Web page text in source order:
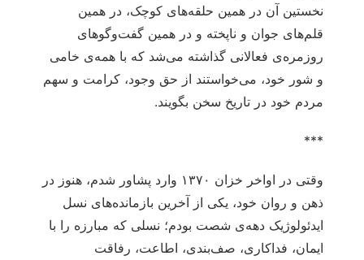
نخستین آن در همین حلقه‌های کوچک، در همین
قلم‌های جوان و ناپخته و در همین گفت‌وگوهای
روزمره‌ی فعالانی گذاشته می‌شد که با همه‌ی خامی
و شور خود، می‌خواستند از حق وجود، کرامت و سهم
مردم خود در تاریخ سخن بگویند.
***
وقتی در اواخر خزان ۱۳۷۰ وارد پشاور شدم، هنوز در
ذهن و روان خود، یکی از آخرین بازمانده‌های نسل
ایدئولوژیک دهه‌ی شصت بودم؛ نسلی که مبارزه را با
ایمان، فداکاری، صف‌بندی، اطاعت، رفاقت